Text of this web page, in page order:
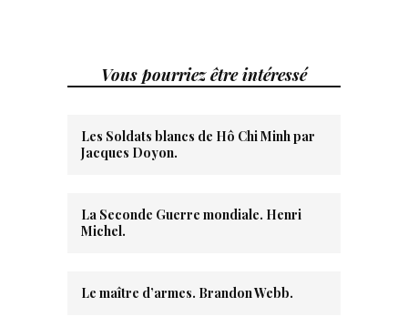
Vous pourriez être intéressé
Les Soldats blancs de Hô Chi Minh par
Jacques Doyon.
La Seconde Guerre mondiale. Henri
Michel.
Le maître d’armes. Brandon Webb.